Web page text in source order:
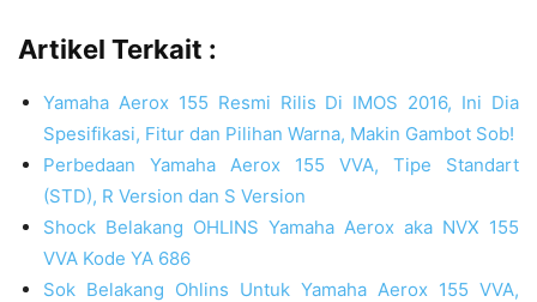
Artikel Terkait :
Yamaha Aerox 155 Resmi Rilis Di IMOS 2016, Ini Dia
Spesifikasi, Fitur dan Pilihan Warna, Makin Gambot Sob!
Perbedaan Yamaha Aerox 155 VVA, Tipe Standart
(STD), R Version dan S Version
Shock Belakang OHLINS Yamaha Aerox aka NVX 155
VVA Kode YA 686
Sok Belakang Ohlins Untuk Yamaha Aerox 155 VVA,